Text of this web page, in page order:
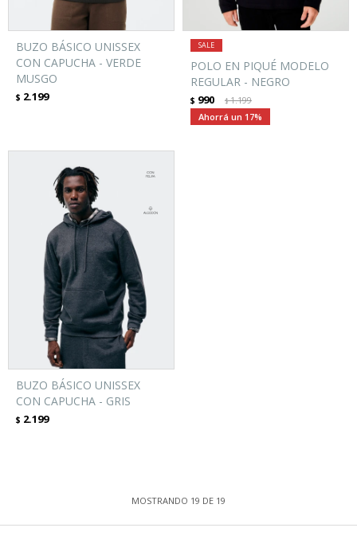
BUZO BÁSICO UNISSEX
CON CAPUCHA - VERDE
MUSGO
$ 2.199
POLO EN PIQUÉ MODELO
REGULAR - NEGRO
$ 990 $1.199
17
BUZO BÁSICO UNISSEX
CON CAPUCHA - GRIS
$ 2.199
MOSTRANDO 19 DE 19